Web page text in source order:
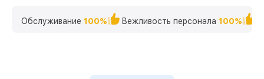
Обслуживание 100% Вежливость персонала 100%